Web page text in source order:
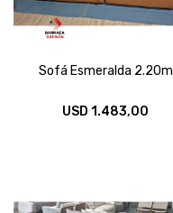
Sofá Esmeralda 2.20m
USD 1.483,00